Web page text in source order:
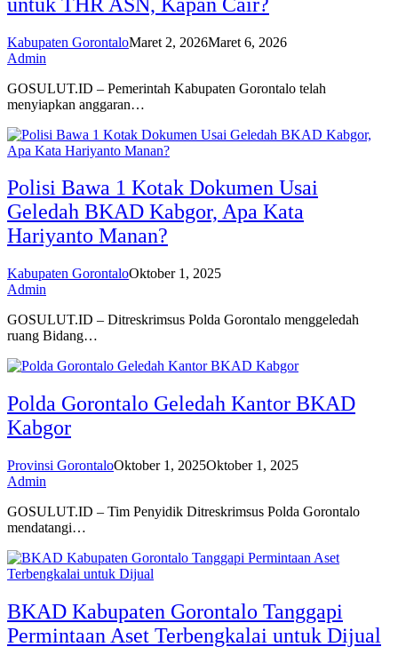
Kabupaten GorontaloMaret 2, 2026Maret 6, 2026
Admin
GOSULUT.ID – Pemerintah Kabupaten Gorontalo telah
menyiapkan anggaran…
Polisi Bawa 1 Kotak Dokumen Usai
Geledah BKAD Kabgor, Apa Kata
Hariyanto Manan?
Kabupaten GorontaloOktober 1, 2025
Admin
GOSULUT.ID – Ditreskrimsus Polda Gorontalo menggeledah
ruang Bidang…
Polda Gorontalo Geledah Kantor BKAD
Kabgor
Provinsi GorontaloOktober 1, 2025Oktober 1, 2025
Admin
GOSULUT.ID – Tim Penyidik Ditreskrimsus Polda Gorontalo
mendatangi…
BKAD Kabupaten Gorontalo Tanggapi
Permintaan Aset Terbengkalai untuk Dijual